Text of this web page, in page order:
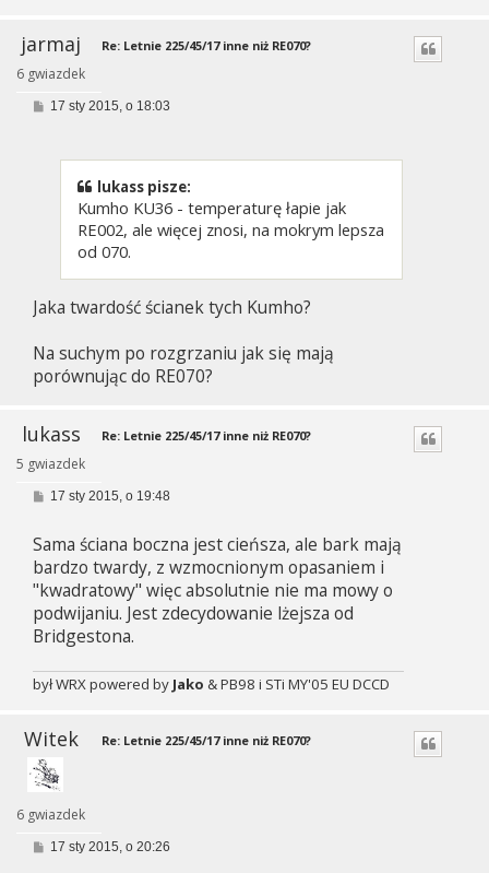
jarmaj
6 gwiazdek
Re: Letnie 225/45/17 inne niż RE070?
P17 sty 2015, o 18:03
lukass pisze:
Kumho KU36 - temperaturę łapie jak
RE002, ale więcej znosi, na mokrym lepsza
od 070.
Jaka twardość ścianek tych Kumho?
Na suchym po rozgrzaniu jak się mają
porównując do RE070?
lukass
5 gwiazdek
Re: Letnie 225/45/17 inne niż RE070?
P
t
17 sty 2015, o 19:48
Sama ściana boczna jest cieńsza, ale bark mają
bardzo twardy, z wzmocnionym opasaniem i
"kwadratowy" więc absolutnie nie ma mowy o
podwijaniu. Jest zdecydowanie lżejsza od
Bridgestona.
był WRX powered by Jako & PB98 i STi MY'05 EU DCCD
Witek
6 gwiazdek
Re: Letnie 225/45/17 inne niż RE070?
P17 sty 2015, o 20:26